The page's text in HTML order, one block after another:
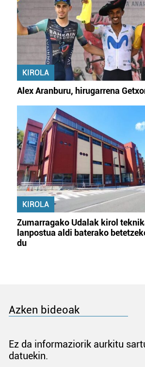
KIROLA
Alex Aranburu, hirugarrena
KIROLA
Zumarragako Udalak kirol
lanpostua aldi baterako
du
Azken bideoak
Ez da informaziorik aurkitu
datuekin.